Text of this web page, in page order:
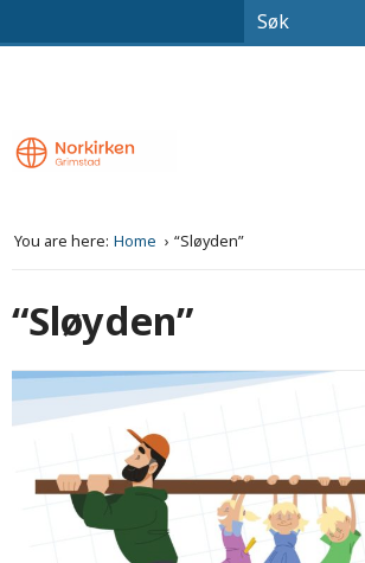
You are here: Home “Sløyden”
“Sløyden”